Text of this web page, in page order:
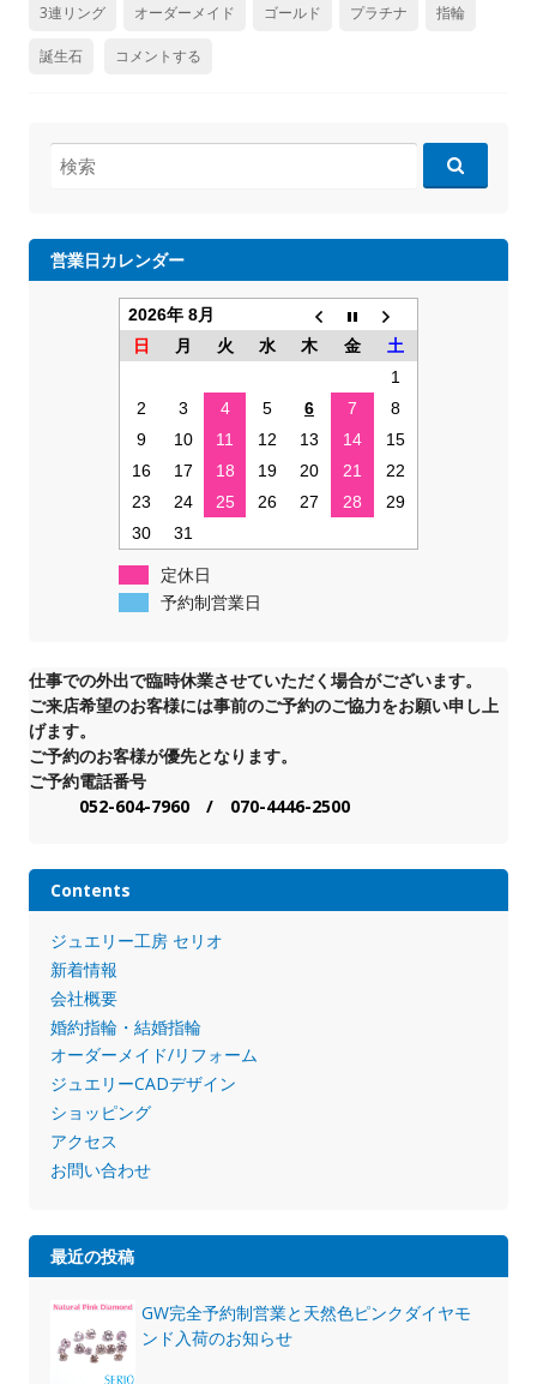
3連リング オーダーメイド ゴールド プラチナ 指輪
誕生石 コメントする
検
索:
営業日カレンダー
2026年 8月
日
月 火 水 木 金
土
1
2
3 4 5 6 7
8
9
10 11 12 13 14
15
16
17 18 19 20 21
22
23
24 25 26 27 28
29
30
31
定休日
予約制営業日
仕事での外出で臨時休業させていただく場合がございます。
ご来店希望のお客様には事前のご予約のご協力をお願い申し上
げます。
ご予約のお客様が優先となります。
ご予約電話番号
052-604-7960 / 070-4446-2500
Contents
ジュエリー工房 セリオ
新着情報
会社概要
婚約指輪・結婚指輪
オーダーメイド/リフォーム
ジュエリーCADデザイン
ショッピング
アクセス
お問い合わせ
最近の投稿
GW完全予約制営業と天然色ピンクダイヤモ
ンド入荷のお知らせ